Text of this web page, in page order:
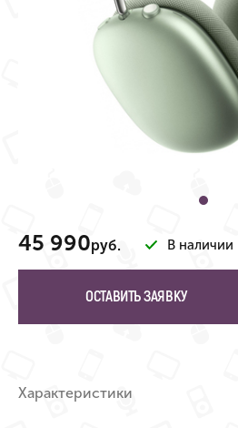
45 990руб. В наличии
ОСТАВИТЬ ЗАЯВКУ
Характеристики